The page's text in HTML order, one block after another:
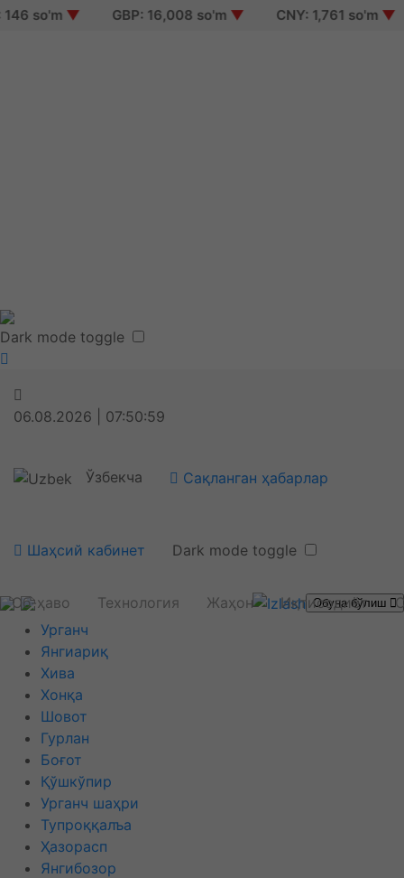
so'm▼ GBP: 16,008 so'm▼ CNY: 1,761 so'm▼
Dark mode toggle
06.08.2026 | 07:51:00
Ўзбекча Сақланган ҳабарлар
Шаҳсий кабинет Dark mode toggle
Об-ҳаво Технология Жаҳон Иқтисодиёт
Обуна бўлиш
Урганч
Янгиариқ
Хива
Хонқа
Шовот
Гурлан
Боғот
Қўшкўпир
Урганч шаҳри
Тупроққалъа
Ҳазорасп
Янгибозор